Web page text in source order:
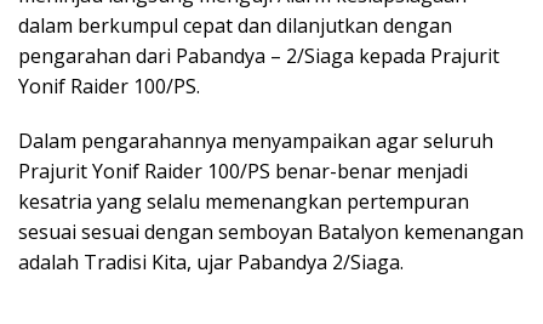
dalam berkumpul cepat dan dilanjutkan dengan
pengarahan dari Pabandya – 2/Siaga kepada Prajurit
Yonif Raider 100/PS.
Dalam pengarahannya menyampaikan agar seluruh
Prajurit Yonif Raider 100/PS benar-benar menjadi
kesatria yang selalu memenangkan pertempuran
sesuai sesuai dengan semboyan Batalyon kemenangan
adalah Tradisi Kita, ujar Pabandya 2/Siaga.